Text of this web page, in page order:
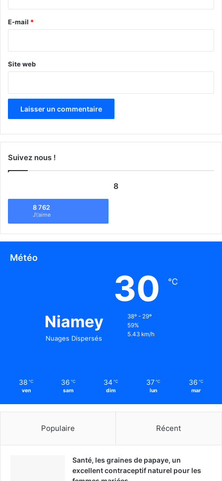
e
E-mail *
Site web
Suivez nous !
8
8 762
J\'aime
Météo
Niamey
Nuages Dispersés
30 ℃
38º - 29º
59%
5.43 km/h
38 ℃
ven
36 ℃
sam
34 ℃
dim
37 ℃
lun
36 ℃
mar
Populaire Récent
Santé, les graines de papaye, un
excellent contraceptif naturel pour les